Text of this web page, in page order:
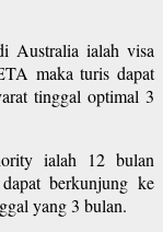
Australia ialah visa
maka turis dapat
tinggal optimal 3
ialah 12 bulan
berkunjung ke
yang 3 bulan.